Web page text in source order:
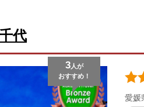
代
3人が
おすすめ！
愛媛